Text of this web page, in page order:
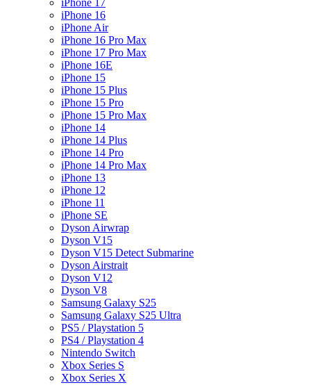
iPhone 17
iPhone 16
iPhone Air
iPhone 16 Pro Max
iPhone 17 Pro Max
iPhone 16E
iPhone 15
iPhone 15 Plus
iPhone 15 Pro
iPhone 15 Pro Max
iPhone 14
iPhone 14 Plus
iPhone 14 Pro
iPhone 14 Pro Max
iPhone 13
iPhone 12
iPhone 11
iPhone SE
Dyson Airwrap
Dyson V15
Dyson V15 Detect Submarine
Dyson Airstrait
Dyson V12
Dyson V8
Samsung Galaxy S25
Samsung Galaxy S25 Ultra
PS5 / Playstation 5
PS4 / Playstation 4
Nintendo Switch
Xbox Series S
Xbox Series X